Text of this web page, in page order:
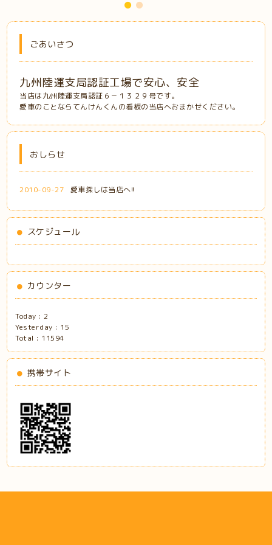
ごあいさつ
九州陸運支局認証工場で安心、安全
当店は九州陸運支局認証６－１３２９号です。
愛車のことならてんけんくんの看板の当店へおまかせください。
おしらせ
2010-09-27 愛車探しは当店へ!!
スケジュール
カウンター
Today :2
Yesterday : 15
Total : 11594
携帯サイト